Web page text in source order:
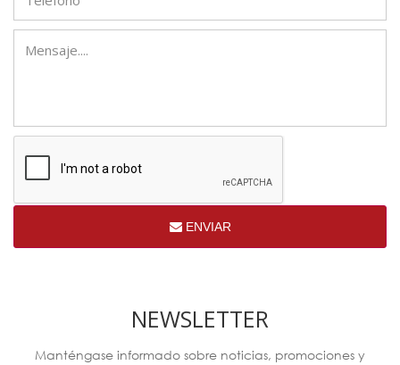
ENVIAR
NEWSLETTER
Manténgase informado sobre noticias, promociones y